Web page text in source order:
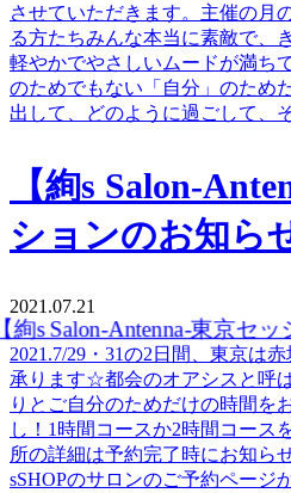
させていただきます。主催の月
る方たちみんな本当に素敵で、
軽やかでやさしいムードが満ち
のためでもない「自分」のため
出して、どのように過ごして、
【絢s Salon-
ションのお知ら
2021.07.21
2021.7/29・31の2日間、東京は
承ります☆都会のオアシスと呼
りとご自分のためだけの時間を
し！1時間コースか2時間コース
所の詳細は予約完了時にお知ら
sSHOPのサロンのご予約ページ